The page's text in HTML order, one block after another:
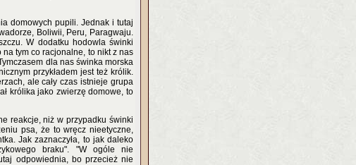
domowych pupili. Jednak i tutaj
Boliwii, Peru, Paragwaju.
W dodatku hodowla świnki
tym co racjonalne, to nikt z nas
dla nas świnka morska
przykładem jest też królik.
ale cały czas istnieje grupa
królika jako zwierzę domowe, to
reakcje, niż w przypadku świnki
psa, że to wręcz nieetyczne,
Jak zaznaczyła, to jak daleko
braku". "W ogóle nie
odpowiednia, bo przecież nie